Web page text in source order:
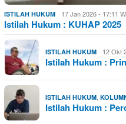
ISTILAH HUKUM 17 Jan 2026 - 17:11
Istilah Hukum : KUHAP 2025
ISTILAH HUKUM 12 Okt
Istilah Hukum :
ISTILAH HUKUM
Istilah Hukum :